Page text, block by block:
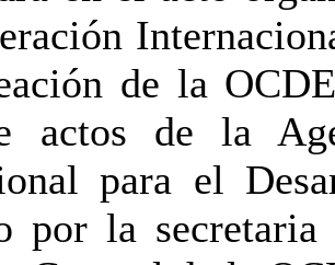
de la
actos de la
para el
por la